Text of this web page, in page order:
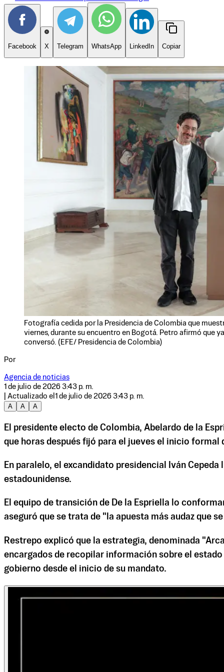
Facebook X Telegram WhatsApp LinkedIn Copiar
Fotografía cedida por la Presidencia de Colombia que
viernes, durante su encuentro en Bogotá. Petro afirmó que
conversó. (EFE/ Presidencia de Colombia)
Por
Agencia de noticias
1 de julio de 2026 3:43 p. m.
| Actualizado el 1 de julio de 2026 3:43 p. m.
A
A A
El presidente electo de Colombia, Abelardo de la
que horas después fijó para el jueves el inicio
En paralelo, el excandidato presidencial Iván
estadounidense.
El equipo de transición de De la Espriella lo
aseguró que se trata de "la apuesta más audaz que
Restrepo explicó que la estrategia, denominada
encargados de recopilar información sobre el
gobierno desde el inicio de su mandato.